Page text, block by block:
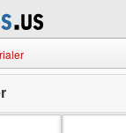
| Om|
smykker Ltd Alle